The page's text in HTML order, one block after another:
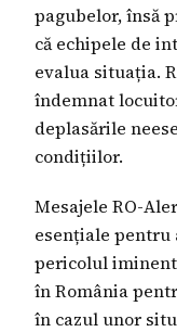
pagubelor, însă
că echipele de
evalua situația.
îndemnat
deplasările
condițiilor.
Mesajele RO-
esențiale
pericolul
în România
în cazul unor